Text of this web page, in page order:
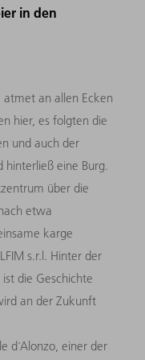
in den
atmet an allen Ecken
hier, es folgten die
und auch der
hinterließ eine Burg.
über die
etwa
karge
s.r.l. Hinter der
die Geschichte
an der Zukunft
d´Alonzo, einer der